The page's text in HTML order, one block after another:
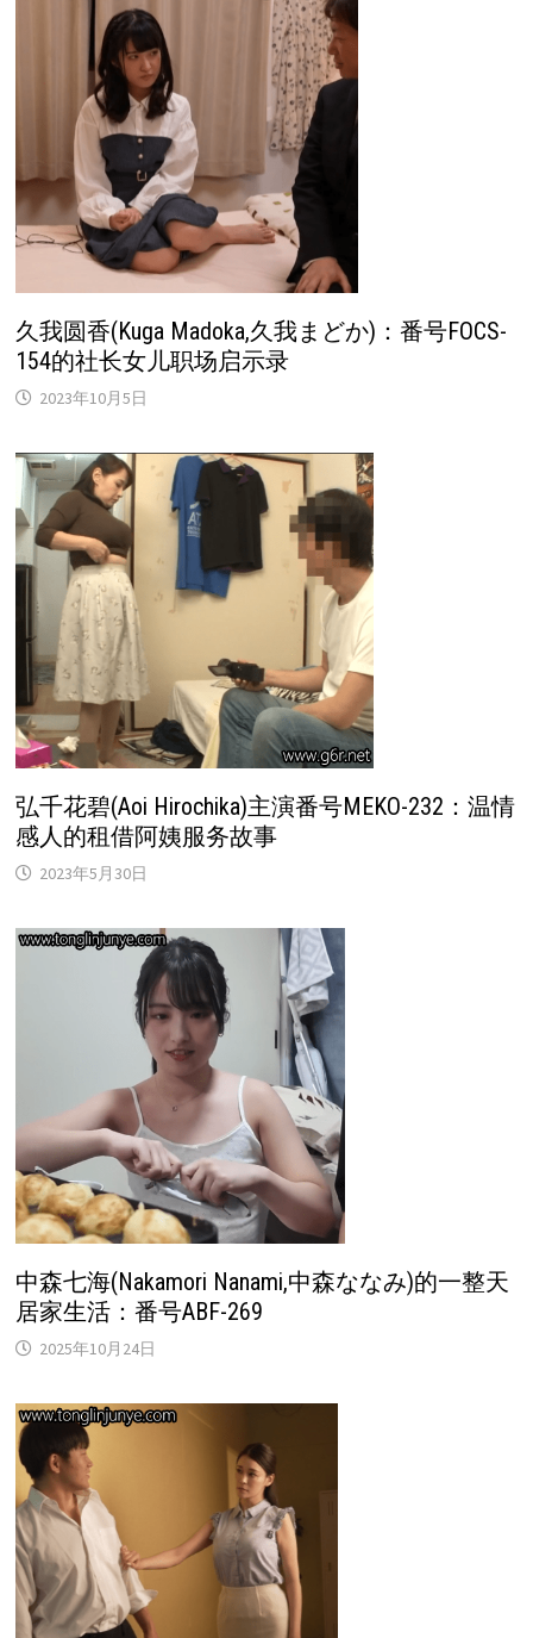
久我圆香(Kuga Madoka,久我まどか)：番号FOCS-
154的社长女儿职场启示录
2023年10月5日
弘千花碧(Aoi Hirochika)主演番号MEKO-232：温情
感人的租借阿姨服务故事
2023年5月30日
中森七海(Nakamori Nanami,中森ななみ)的一整天
居家生活：番号ABF-269
2025年10月24日